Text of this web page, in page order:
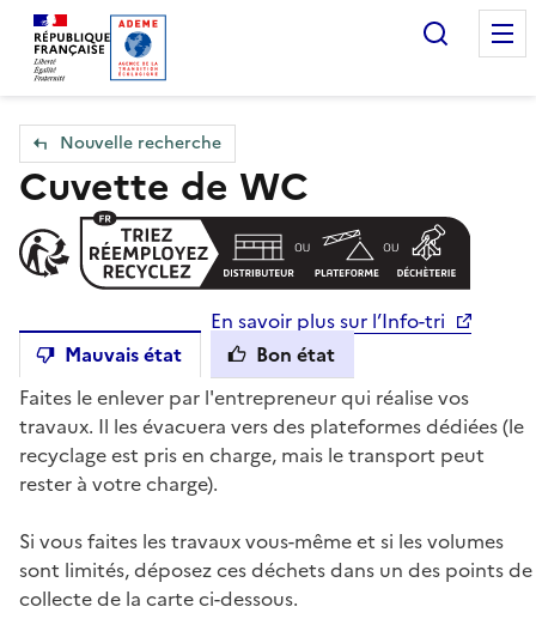
Accueil — Que Faire de mes objets & déchets
Nouvelle recherche
Cuvette de WC
En savoir plus sur l’Info-tri
Mauvais état
Bon état
Faites le enlever par l'entrepreneur qui réalise vos
travaux. Il les évacuera vers des plateformes dédiées (le
recyclage est pris en charge, mais le transport peut
rester à votre charge).
Si vous faites les travaux vous-même et si les volumes
sont limités, déposez ces déchets dans un des points de
collecte de la carte ci-dessous.